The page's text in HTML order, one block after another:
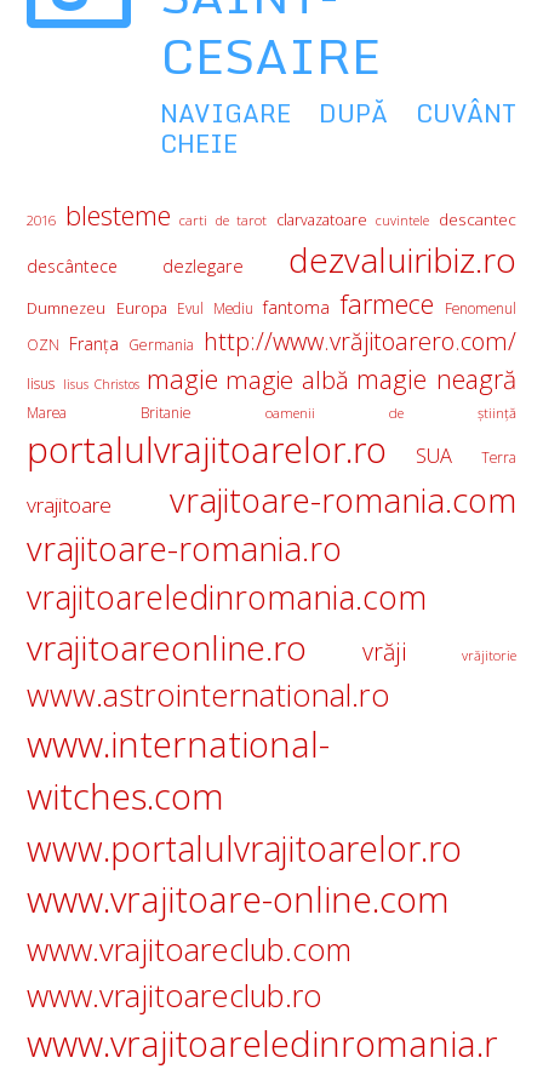
CESAIRE
NAVIGARE DUPĂ CUVÂNT
CHEIE
2016 blesteme carti de tarot clarvazatoare cuvintele descantec
descântece dezlegare dezvaluiribiz.ro
Dumnezeu Europa Evul Mediu fantoma farmece
Fenomenul
OZN
Franţa Germania http://www.vrăjitoarero.com/
Iisus Iisus Christos magie magie albă magie neagră
Marea Britanie oamenii de ştiinţă
portalulvrajitoarelor.ro SUA Terra
vrajitoare
vrajitoare-romania.com
vrajitoare-romania.ro
vrajitoareledinromania.com
vrajitoareonline.ro vrăji vrăjitorie
www.astrointernational.ro
www.international-
witches.com
www.portalulvrajitoarelor.ro
www.vrajitoare-online.com
www.vrajitoareclub.com
www.vrajitoareclub.ro
www.vrajitoareledinromania.r